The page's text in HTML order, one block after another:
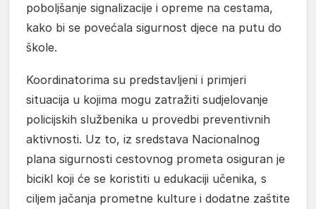
poboljšanje signalizacije i opreme na cestama,
kako bi se povećala sigurnost djece na putu do
škole.
Koordinatorima su predstavljeni i primjeri
situacija u kojima mogu zatražiti sudjelovanje
policijskih službenika u provedbi preventivnih
aktivnosti. Uz to, iz sredstava Nacionalnog
plana sigurnosti cestovnog prometa osiguran je
bicikl koji će se koristiti u edukaciji učenika, s
ciljem jačanja prometne kulture i dodatne zaštite